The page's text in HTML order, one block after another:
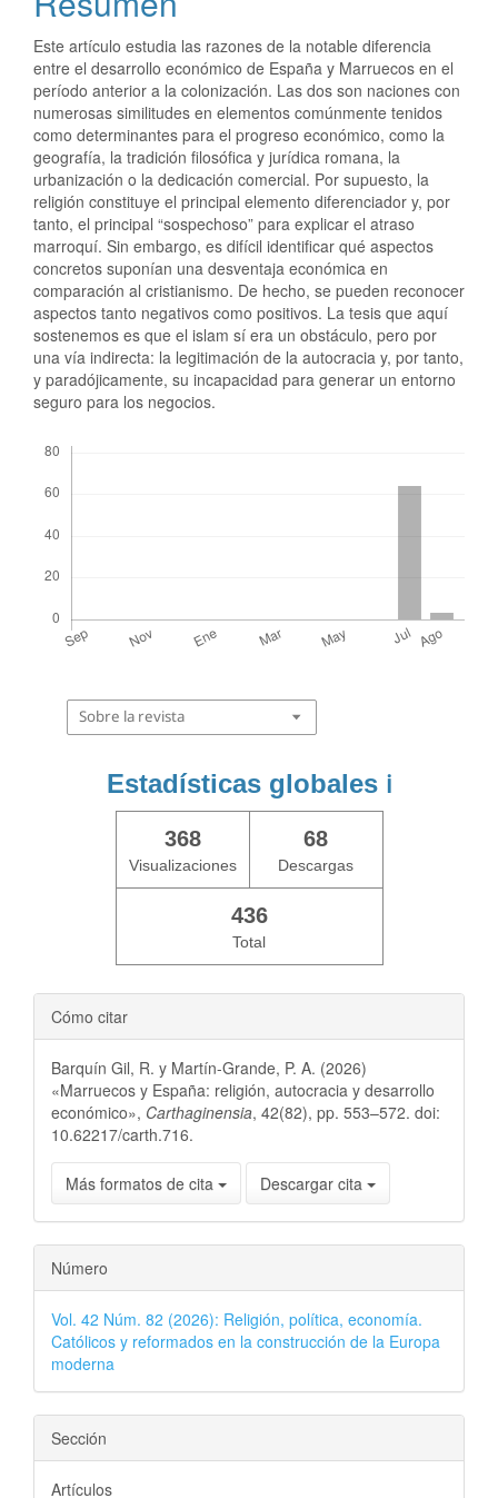
Este artículo estudia las razones de la notable diferencia
entre el desarrollo económico de España y Marruecos en el
período anterior a la colonización. Las dos son naciones con
numerosas similitudes en elementos comúnmente tenidos
como determinantes para el progreso económico, como la
geografía, la tradición filosófica y jurídica romana, la
urbanización o la dedicación comercial. Por supuesto, la
religión constituye el principal elemento diferenciador y, por
tanto, el principal “sospechoso” para explicar el atraso
marroquí. Sin embargo, es difícil identificar qué aspectos
concretos suponían una desventaja económica en
comparación al cristianismo. De hecho, se pueden reconocer
aspectos tanto negativos como positivos. La tesis que aquí
sostenemos es que el islam sí era un obstáculo, pero por
una vía indirecta: la legitimación de la autocracia y, por tanto,
y paradójicamente, su incapacidad para generar un entorno
seguro para los negocios.
Sobre la revista
Estadísticas globales ℹ️
368
Visualizaciones
68
Descargas
436
Total
Cómo citar
Barquín Gil, R. y Martín-Grande, P. A. (2026)
«Marruecos y España: religión, autocracia y desarrollo
económico», Carthaginensia, 42(82), pp. 553–572. doi:
10.62217/carth.716.
Más formatos de cita Descargar cita
Número
Vol. 42 Núm. 82 (2026): Religión, política, economía.
Católicos y reformados en la construcción de la Europa
moderna
Sección
Artículos